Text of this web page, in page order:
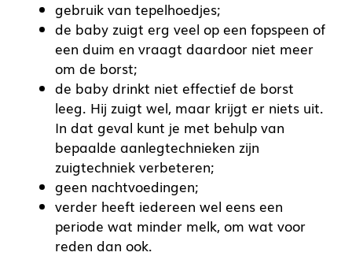
gebruik van tepelhoedjes;
de baby zuigt erg veel op een fopspeen of
een duim en vraagt daardoor niet meer
om de borst;
de baby drinkt niet effectief de borst
leeg. Hij zuigt wel, maar krijgt er niets uit.
In dat geval kunt je met behulp van
bepaalde aanlegtechnieken zijn
zuigtechniek verbeteren;
geen nachtvoedingen;
verder heeft iedereen wel eens een
periode wat minder melk, om wat voor
reden dan ook.